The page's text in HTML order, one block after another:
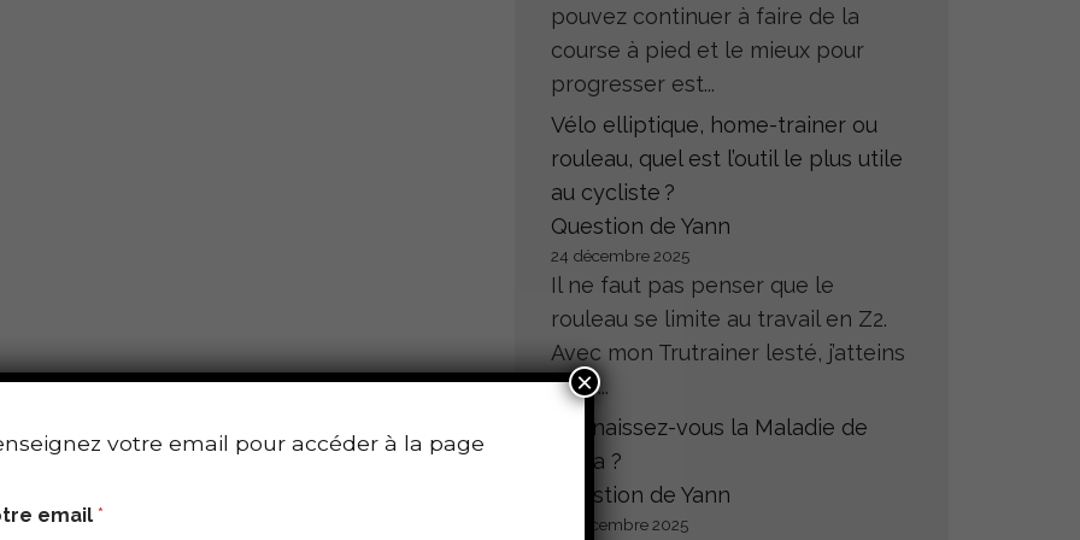
pouvez continuer à faire de la
course à pied et le mieux pour
progresser est...
Vélo elliptique, home-trainer ou
rouleau, quel est l’outil le plus utile
au cycliste ?
Question de Yann
24 décembre 2025
Il ne faut pas penser que le
rouleau se limite au travail en Z2.
Avec mon Trutrainer lesté, j’atteins
sans...
Connaissez-vous la Maladie de
Hoffa ?
Question de Yann
23 décembre 2025
votre email pour accéder à la page
email*
×